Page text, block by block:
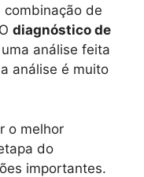
combinação de
diagnóstico de
análise feita
análise é muito
o melhor
do
importantes.